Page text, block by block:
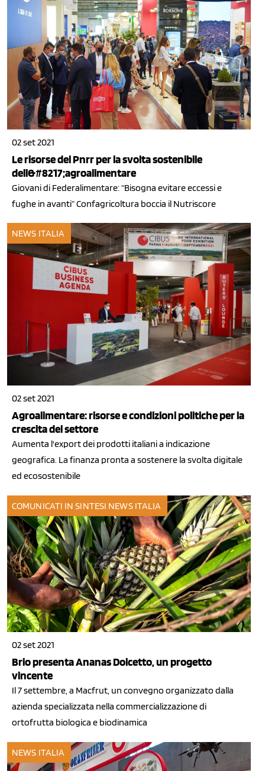
02 set 2021
Le risorse del Pnrr per la svolta sostenibile
dell&#8217;agroalimentare
Giovani di Federalimentare: “Bisogna evitare eccessi e
fughe in avanti” Confagricoltura boccia il Nutriscore
NEWS ITALIA
02 set 2021
Agroalimentare: risorse e condizioni politiche per la
crescita del settore
Aumenta l'export dei prodotti italiani a indicazione
geografica. La finanza pronta a sostenere la svolta digitale
ed ecosostenibile
COMUNICATI IN SINTESI NEWS ITALIA
02 set 2021
Brio presenta Ananas Dolcetto, un progetto
vincente
Il 7 settembre, a Macfrut, un convegno organizzato dalla
azienda specializzata nella commercializzazione di
ortofrutta biologica e biodinamica
NEWS ITALIA